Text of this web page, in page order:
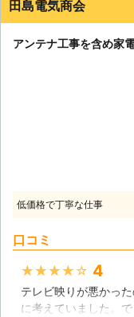
田島電気商会
アンテナ工事を含め家
低価格で丁寧な仕事
口コミ
★★★★★ 4
テレビ映りが悪かっ
に考えていました。